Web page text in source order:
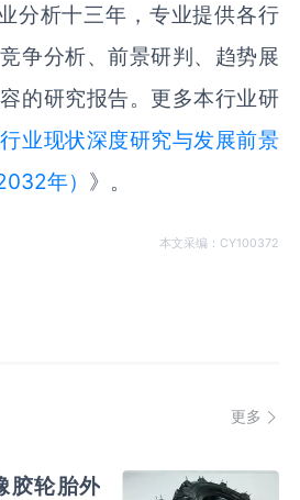
分析十三年，专业提供各行
争分析、前景研判、趋势展
的研究报告。更多本行业研
业现状深度研究与发展前景
年） 》。
本文采编：CY100372
更多
胶轮胎外